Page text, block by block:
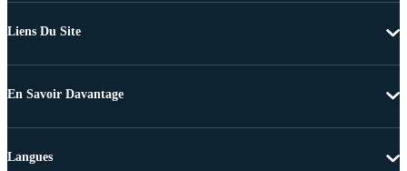
Liens Du Site
En Savoir Davantage
Langues